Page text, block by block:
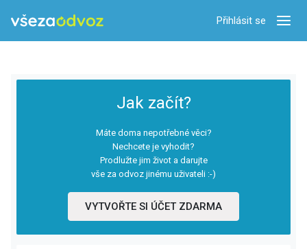
Přihlásit se
Jak začít?
Máte doma nepotřebné věci?
Nechcete je vyhodit?
Prodlužte jim život a darujte
vše za odvoz jinému uživateli :-)
VYTVOŘTE SI ÚČET ZDARMA